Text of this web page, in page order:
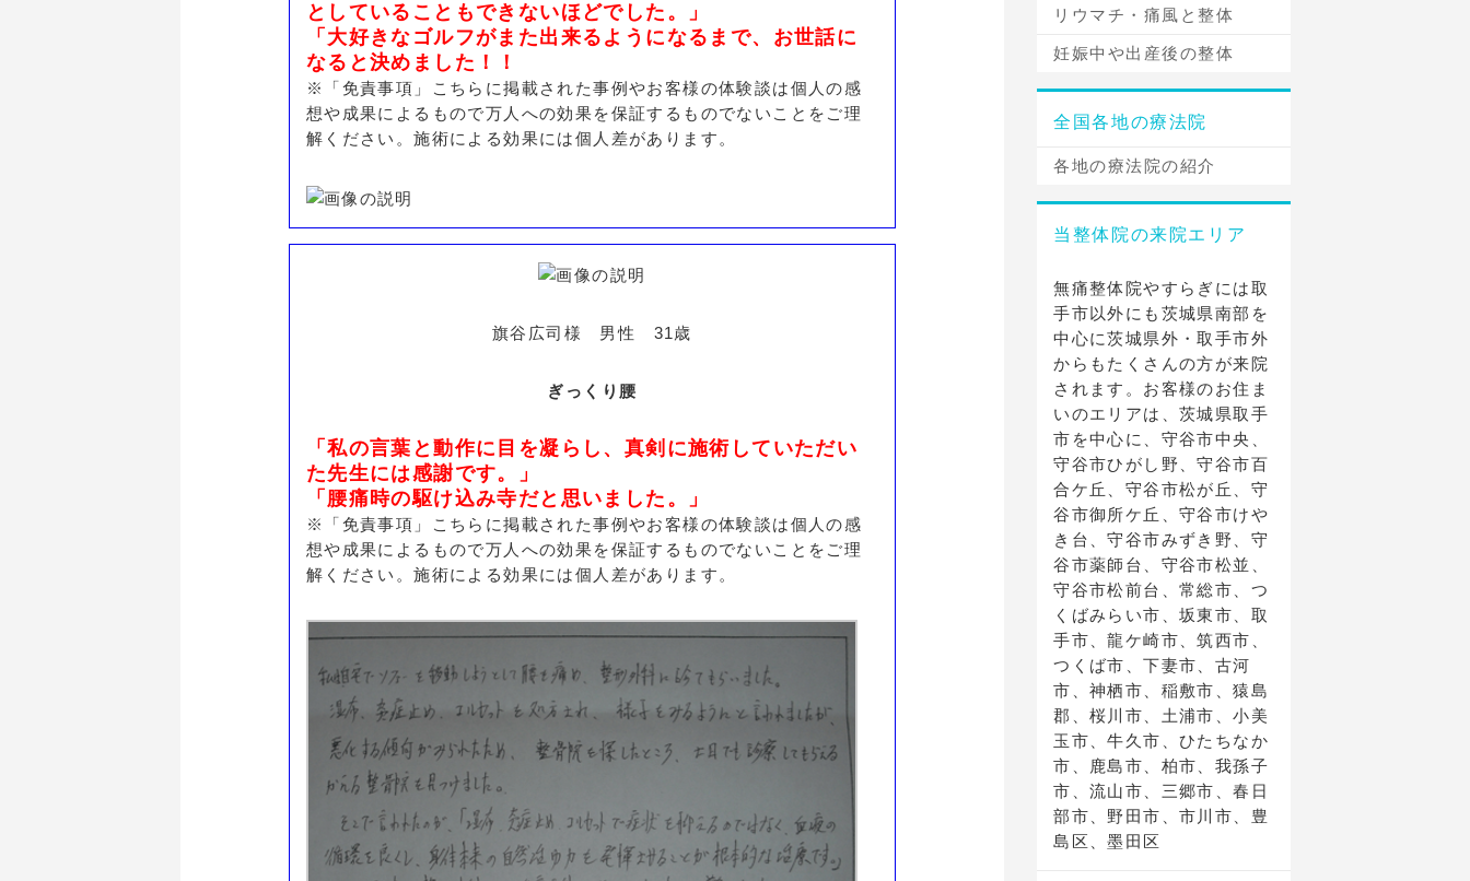
としていることもできないほどでした。」
「大好きなゴルフがまた出来るようになるまで、お世話に
なると決めました！！
※「免責事項」こちらに掲載された事例やお客様の体験談は個人の感
想や成果によるもので万人への効果を保証するものでないことをご理
解ください。施術による効果には個人差があります。
旗谷広司様 男性 31歳
ぎっくり腰
「私の言葉と動作に目を凝らし、真剣に施術していただい
た先生には感謝です。」
「腰痛時の駆け込み寺だと思いました。」
※「免責事項」こちらに掲載された事例やお客様の体験談は個人の感
想や成果によるもので万人への効果を保証するものでないことをご理
解ください。施術による効果には個人差があります。
リウマチ・痛風と整体
妊娠中や出産後の整体
全国各地の療法院
各地の療法院の紹介
当整体院の来院エリア
無痛整体院やすらぎには取
手市以外にも茨城県南部を
中心に茨城県外・取手市外
からもたくさんの方が来院
されます。お客様のお住ま
いのエリアは、茨城県取手
市を中心に、守谷市中央、
守谷市ひがし野、守谷市百
合ケ丘、守谷市松が丘、守
谷市御所ケ丘、守谷市けや
き台、守谷市みずき野、守
谷市薬師台、守谷市松並、
守谷市松前台、常総市、つ
くばみらい市、坂東市、取
手市、龍ケ崎市、筑西市、
つくば市、下妻市、古河
市、神栖市、稲敷市、猿島
郡、桜川市、土浦市、小美
玉市、牛久市、ひたちなか
市、鹿島市、柏市、我孫子
市、流山市、三郷市、春日
部市、野田市、市川市、豊
島区、墨田区